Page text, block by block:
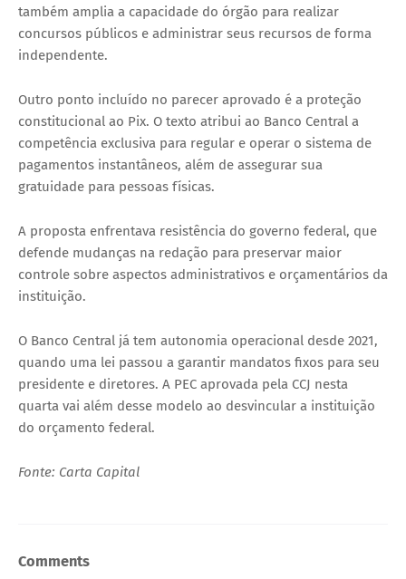
também amplia a capacidade do órgão para realizar
concursos públicos e administrar seus recursos de forma
independente.
Outro ponto incluído no parecer aprovado é a proteção
constitucional ao Pix. O texto atribui ao Banco Central a
competência exclusiva para regular e operar o sistema de
pagamentos instantâneos, além de assegurar sua
gratuidade para pessoas físicas.
A proposta enfrentava resistência do governo federal, que
defende mudanças na redação para preservar maior
controle sobre aspectos administrativos e orçamentários da
instituição.
O Banco Central já tem autonomia operacional desde 2021,
quando uma lei passou a garantir mandatos fixos para seu
presidente e diretores. A PEC aprovada pela CCJ nesta
quarta vai além desse modelo ao desvincular a instituição
do orçamento federal.
Fonte: Carta Capital
Comments